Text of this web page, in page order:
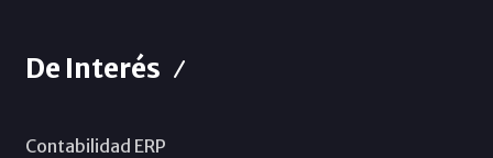
De Interés
Contabilidad ERP